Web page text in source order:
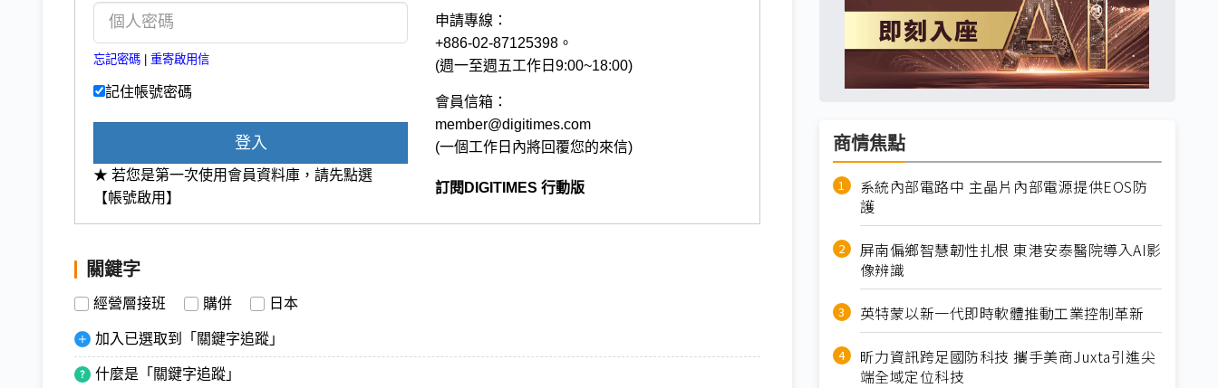
忘記密碼 重寄啟用信
記住帳號密碼
登入
★ 若您是第一次使用會員資料庫，請先點選
【帳號啟用】
申請專線：
+886-02-87125398。
(週一至週五工作日9:00~18:00)
會員信箱：
member@digitimes.com
(一個工作日內將回覆您的來信)
訂閱DIGITIMES 行動版
關鍵字
經營層接班 購併 日本
加入已選取到「關鍵字追蹤」
什麼是「關鍵字追蹤」
商情焦點
系統內部電路中 主晶片內部電源提供EOS防
護
屏南偏鄉智慧韌性扎根 東港安泰醫院導入AI影
像辨識
英特蒙以新一代即時軟體推動工業控制革新
昕力資訊跨足國防科技 攜手美商Juxta引進尖
端全域定位科技